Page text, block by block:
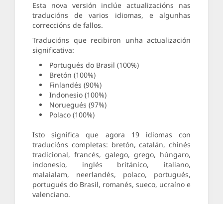
Esta nova versión inclúe actualizacións nas
traducións de varios idiomas, e algunhas
correccións de fallos.
Traducións que recibiron unha actualización
significativa:
Portugués do Brasil (100%)
Bretón (100%)
Finlandés (90%)
Indonesio (100%)
Noruegués (97%)
Polaco (100%)
Isto significa que agora 19 idiomas con
traducións completas: bretón, catalán, chinés
tradicional, francés, galego, grego, húngaro,
indonesio, inglés británico, italiano,
malaialam, neerlandés, polaco, portugués,
portugués do Brasil, romanés, sueco, ucraíno e
valenciano.